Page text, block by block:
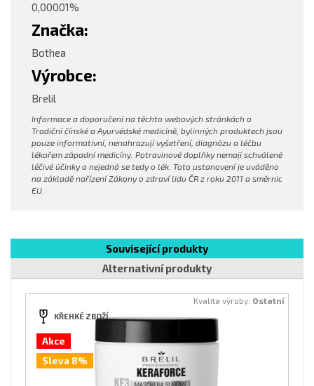
0,00001%
Značka:
Bothea
Výrobce:
Brelil
Informace a doporučení na těchto webových stránkách o
Tradiční čínské a Ayurvédské medicíně, bylinných produktech jsou
pouze informativní, nenahrazují vyšetření, diagnózu a léčbu
lékařem západní medicíny. Potravinové doplňky nemají schválené
léčivé účinky a nejedná se tedy o lék. Toto ustanovení je uváděno
na základě nařízení Zákony o zdraví lidu ČR z roku 2011 a směrnic
EU.
Související produkty
Alternativní produkty
Kvalita výroby: Ostatní
KŘEHKÉ ZBOŽÍ
Akce
Sleva 8%